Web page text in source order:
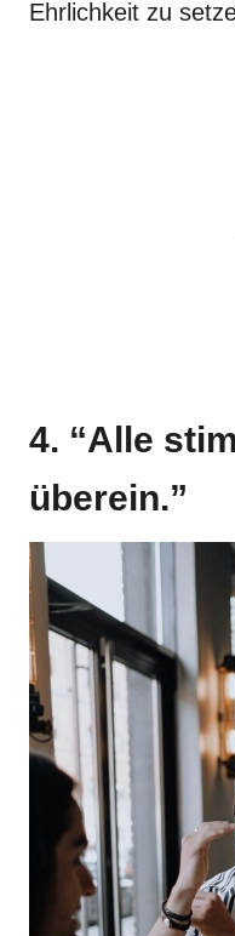
Ehrlichkeit zu
4. “Alle
überein.”